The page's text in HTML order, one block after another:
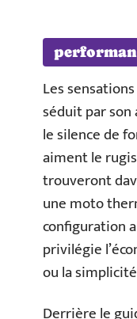
Les
séduit par
le silence de
aiment le
trouveront
une moto
configuration
privilégie
ou la
Derrière le